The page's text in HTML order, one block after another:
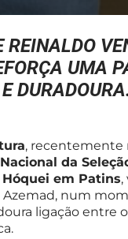
REINALDO
UMA
, recentemente
da
em Patins,
Azemad, num
ligação entre